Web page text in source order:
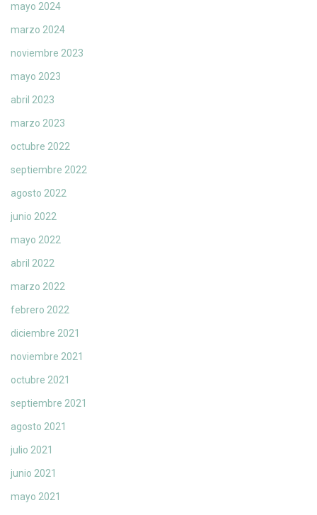
mayo 2024
marzo 2024
noviembre 2023
mayo 2023
abril 2023
marzo 2023
octubre 2022
septiembre 2022
agosto 2022
junio 2022
mayo 2022
abril 2022
marzo 2022
febrero 2022
diciembre 2021
noviembre 2021
octubre 2021
septiembre 2021
agosto 2021
julio 2021
junio 2021
mayo 2021